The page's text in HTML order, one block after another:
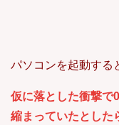
パソコンを起動する
仮に落とした衝撃で
縮まっていたとした